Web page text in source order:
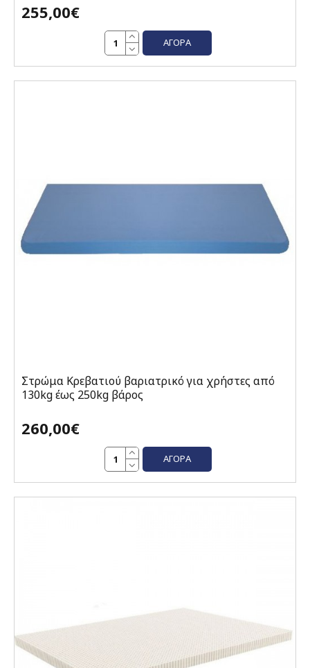
255,00€
ΑΓΟΡΆ
Στρώμα Κρεβατιού βαριατρικό για χρήστες από
130kg έως 250kg βάρος
260,00€
ΑΓΟΡΆ